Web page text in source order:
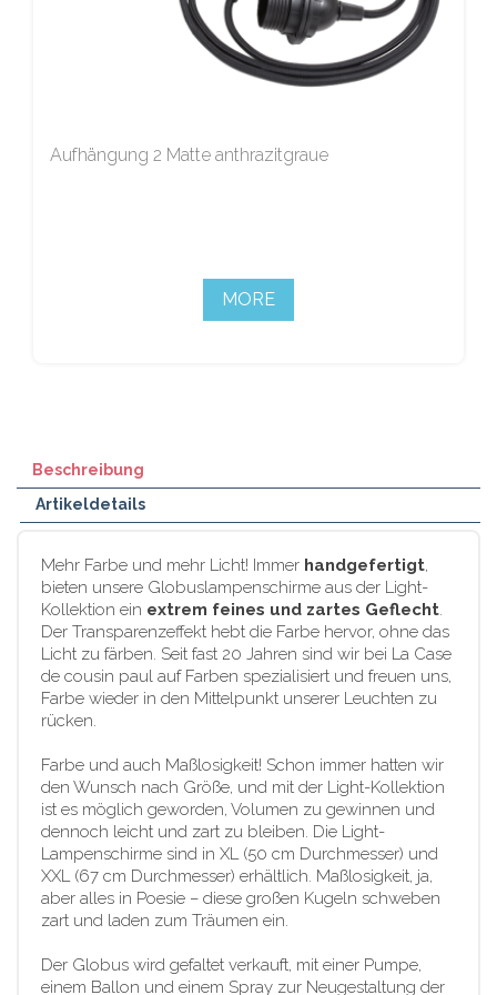
Aufhängung 2 Matte anthrazitgraue
MORE
Beschreibung
Artikeldetails
Mehr Farbe und mehr Licht! Immer handgefertigt,
bieten unsere Globuslampenschirme aus der Light-
Kollektion ein extrem feines und zartes Geflecht.
Der Transparenzeffekt hebt die Farbe hervor, ohne das
Licht zu färben. Seit fast 20 Jahren sind wir bei La Case
de cousin paul auf Farben spezialisiert und freuen uns,
Farbe wieder in den Mittelpunkt unserer Leuchten zu
rücken.
Farbe und auch Maßlosigkeit! Schon immer hatten wir
den Wunsch nach Größe, und mit der Light-Kollektion
ist es möglich geworden, Volumen zu gewinnen und
dennoch leicht und zart zu bleiben. Die Light-
Lampenschirme sind in XL (50 cm Durchmesser) und
XXL (67 cm Durchmesser) erhältlich. Maßlosigkeit, ja,
aber alles in Poesie – diese großen Kugeln schweben
zart und laden zum Träumen ein.
Der Globus wird gefaltet verkauft, mit einer Pumpe,
einem Ballon und einem Spray zur Neugestaltung der